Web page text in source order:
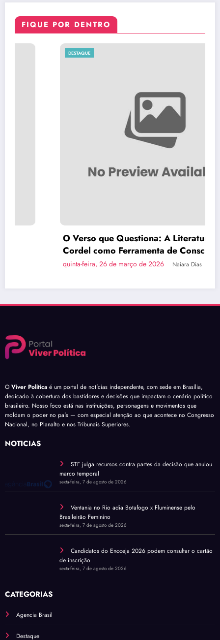
FIQUE POR DENTRO
O Verso que Questiona: A Literatura de
Cordel como Ferramenta de Consciência
quinta-feira, 26 de março de 2026 Naiara Dias
O Viver Política é um portal de notícias independente, com sede em Brasília,
dedicado à cobertura dos bastidores e decisões que impactam o cenário político
brasileiro. Nosso foco está nas instituições, personagens e movimentos que
moldam o poder no país — com especial atenção ao que acontece no Congresso
Nacional, no Planalto e nos Tribunais Superiores.
NOTÍCIAS
STF julga recursos contra partes da decisão que anulou
marco temporal
sexta-feira, 7 de agosto de 2026
Ventania no Rio adia Botafogo x Fluminense pelo
Brasileirão Feminino
sexta-feira, 7 de agosto de 2026
Candidatos do Encceja 2026 podem consultar o cartão
de inscrição
sexta-feira, 7 de agosto de 2026
CATEGORIAS
Agencia Brasil
Destaque